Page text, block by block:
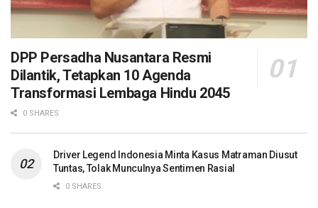
DPP Persadha Nusantara Resmi
Dilantik, Tetapkan 10 Agenda
Transformasi Lembaga Hindu 2045
0 SHARES
Driver Legend Indonesia Minta Kasus Matraman Diusut
Tuntas, Tolak Munculnya Sentimen Rasial
0 SHARES